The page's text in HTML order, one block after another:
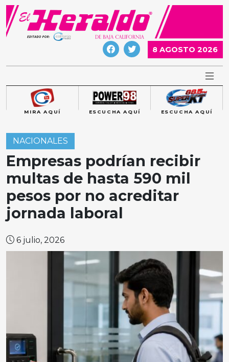
Skip
content
8 AGOSTO 2026
MIRA AQUÍ ESCUCHA AQUÍ ESCUCHA AQUÍ
NACIONALES
Empresas podrían recibir
multas de hasta 590 mil
pesos por no acreditar
jornada laboral
6 julio, 2026